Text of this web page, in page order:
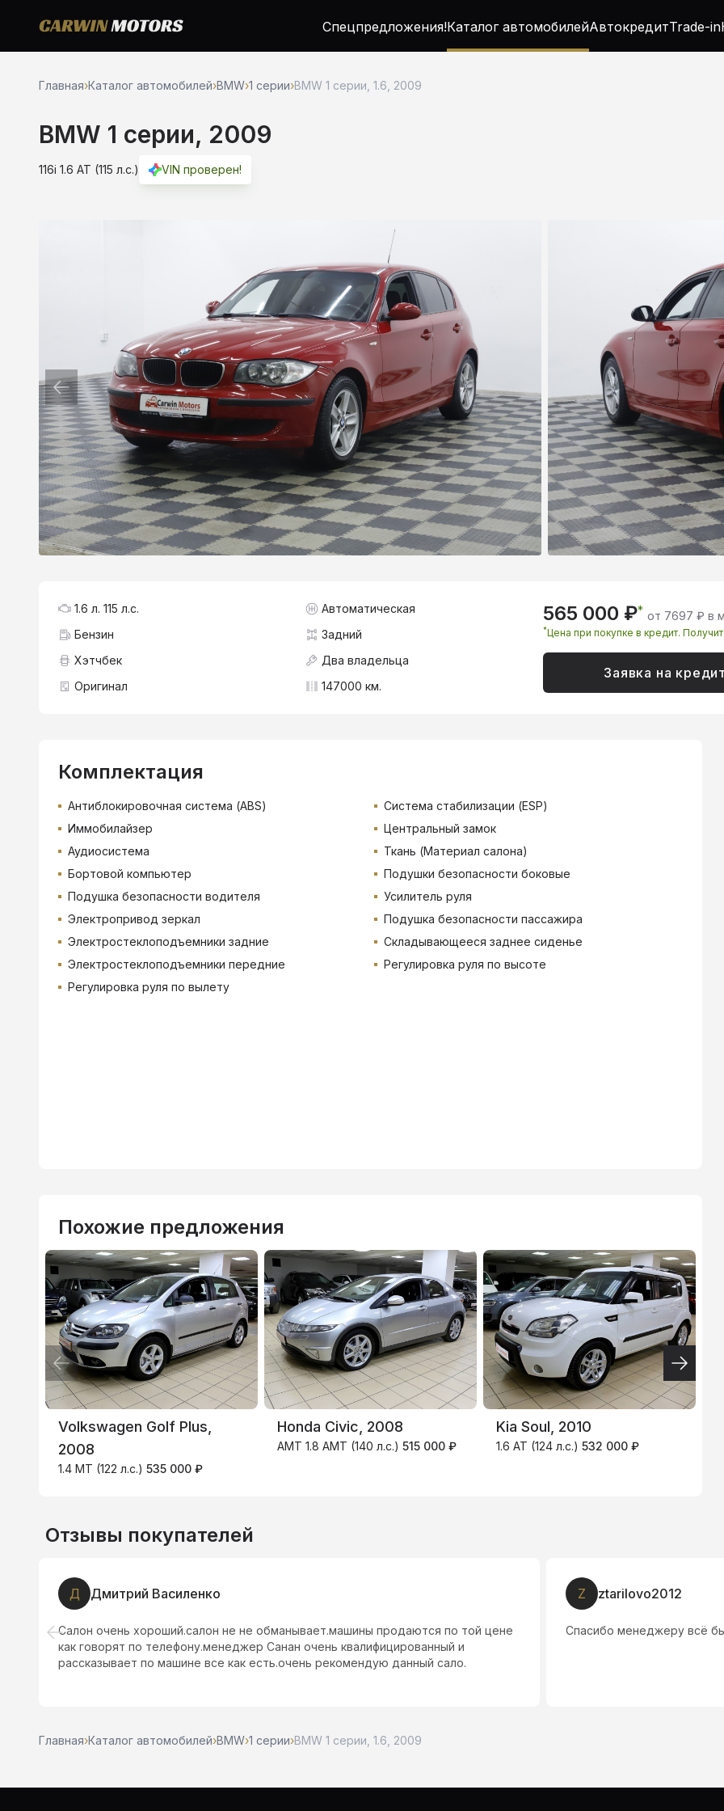
Спецпредложения!Каталог автомобилейАвтокредитTrade-in
Главная›Каталог автомобилей›BMW›1 серии›BMW 1 серии, 1.6, 2009
BMW 1 серии, 2009
116i 1.6 AT (115 л.с.) VIN проверен!
565 000 ₽* от 7697 ₽ в
*Цена при покупке в кредит.
Заявка на кредит
1.6 л. 115 л.с.
Автоматическая
Бензин
Задний
Хэтчбек
Два владельца
Оригинал
147000 км.
Комплектация
Антиблокировочная система (ABS)
Система стабилизации (ESP)
Иммобилайзер
Центральный замок
Аудиосистема
Ткань (Материал салона)
Бортовой компьютер
Подушки безопасности боковые
Подушка безопасности водителя
Усилитель руля
Электропривод зеркал
Подушка безопасности пассажира
Электростеклоподъемники задние
Складывающееся заднее сиденье
Электростеклоподъемники передние
Регулировка руля по высоте
Регулировка руля по вылету
Похожие предложения
Volkswagen Golf Plus,
2008
1.4 MT (122 л.с.) 535 000 ₽
Honda Civic, 2008
AMT 1.8 AMT (140 л.с.) 515 000 ₽
Kia Soul, 2010
1.6 AT (124 л.с.) 532 000 ₽
ВТБ
3.9%
Отзывы покупателей
Д Дмитрий Василенко
Салон очень хороший.салон не не обманывает.машины продаются по той цене
как говорят по телефону.менеджер Санан очень квалифицированный и
рассказывает по машине все как есть.очень рекомендую данный сало.
Z ztarilovo2012
Спасибо менеджеру всё
Главная›Каталог автомобилей›BMW›1 серии›BMW 1 серии, 1.6, 2009